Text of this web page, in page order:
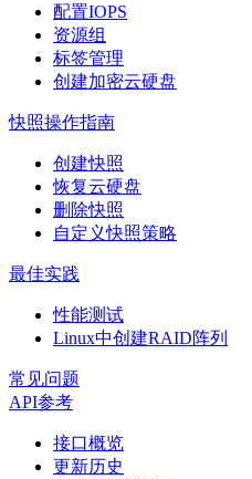
配置IOPS
资源组
标签管理
创建加密云硬盘
快照操作指南
创建快照
恢复云硬盘
删除快照
自定义快照策略
最佳实践
性能测试
Linux中创建RAID阵列
常见问题
API参考
接口概览
更新历史